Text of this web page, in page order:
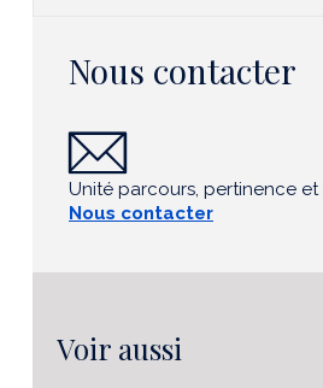
Nous contacter
Unité parcours, pertinence
Nous contacter
Voir aussi